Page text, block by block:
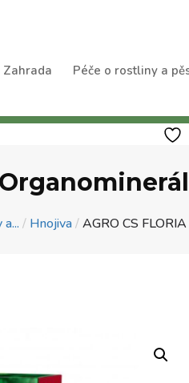
Zahrada Péče o rostliny a
/ Hnojiva / AGRO CS